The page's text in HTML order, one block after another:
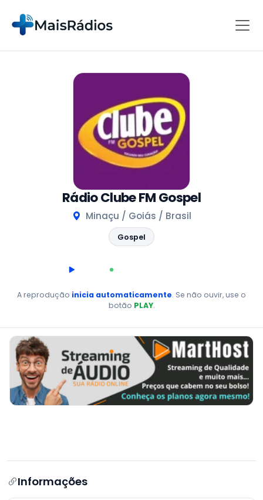
Rádio Clube FM Gospel
Minaçu / Goiás / Brasil
Gospel
AO VIVO
A reprodução inicia automaticamente. Se não ouvir, use o
botão PLAY.
Informações